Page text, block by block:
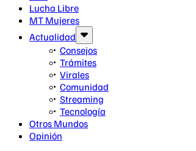
Lucha Libre
MT Mujeres
Actualidad
Consejos
Trámites
Virales
Comunidad
Streaming
Tecnología
Otros Mundos
Opinión